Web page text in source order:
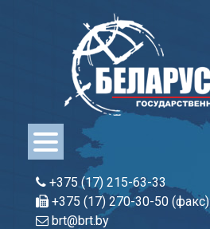
+375 (17) 215-63-33
+375 (17) 270-30-50 (факс)
brt@brt.by